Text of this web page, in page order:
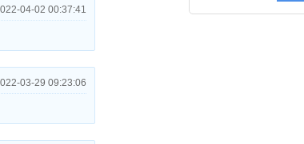
04-02 00:37:41
03-29 09:23:06